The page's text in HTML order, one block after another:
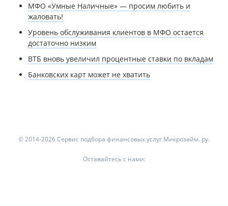
МФО «Умные Наличные» — просим любить и
жаловать!
Уровень обслуживания клиентов в МФО остается
достаточно низким
ВТБ вновь увеличил процентные ставки по вкладам
Банковских карт может не хватить
© 2014-2026 Сервис подбора финансовых услуг Микрозайм. ру.
Оставайтесь с нами: